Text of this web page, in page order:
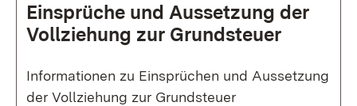
Einsprüche und Aussetzung der
Vollziehung zur Grundsteuer
Informationen zu Einsprüchen und Aussetzung
der Vollziehung zur Grundsteuer